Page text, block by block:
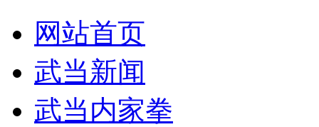
网站首页
武当新闻
武当内家拳